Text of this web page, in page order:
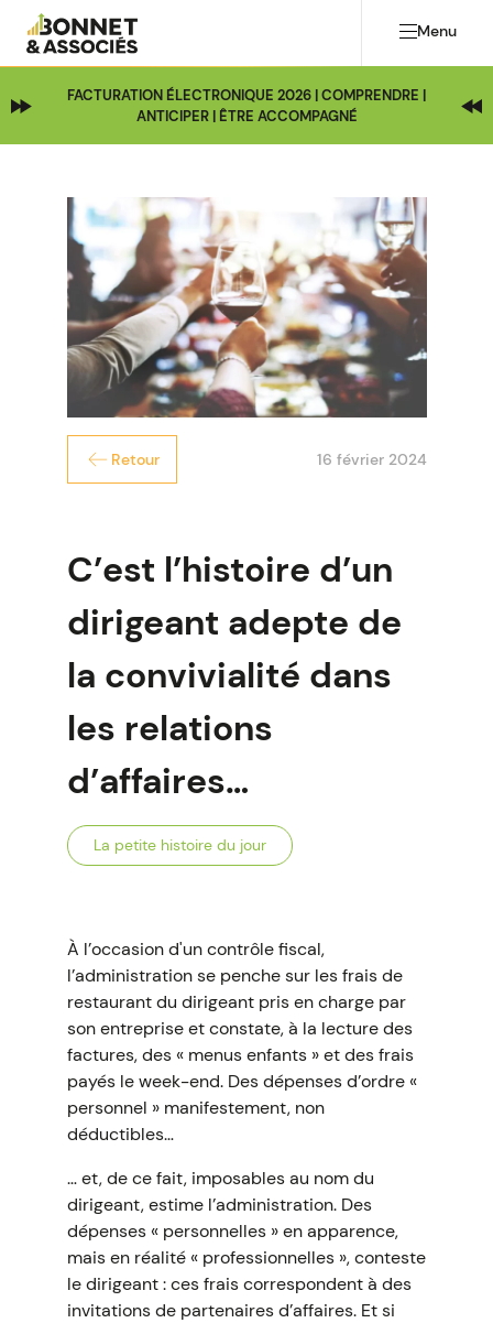
Menu
FACTURATION ÉLECTRONIQUE 2026 | COMPRENDRE |
ANTICIPER | ÊTRE ACCOMPAGNÉ
Retour 16 février 2024
C’est l’histoire d’un
dirigeant adepte de
la convivialité dans
les relations
d’affaires…
La petite histoire du jour
À l’occasion d'un contrôle fiscal,
l’administration se penche sur les frais de
restaurant du dirigeant pris en charge par
son entreprise et constate, à la lecture des
factures, des « menus enfants » et des frais
payés le week-end. Des dépenses d’ordre «
personnel » manifestement, non
déductibles…
… et, de ce fait, imposables au nom du
dirigeant, estime l’administration. Des
dépenses « personnelles » en apparence,
mais en réalité « professionnelles », conteste
le dirigeant : ces frais correspondent à des
invitations de partenaires d’affaires. Et si